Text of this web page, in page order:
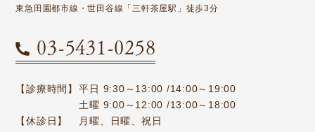
東急田園都市線・世田谷線「三軒茶屋駅」徒歩3分
03-5431-0258
【診療時間】 平日 9:30～13:00 /14:00～19:00
土曜 9:00～12:00 /13:00～18:00
【休診日】
月曜、日曜、祝日